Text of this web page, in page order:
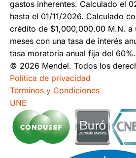
gastos inherentes. Calculado el
hasta el 01/11/2026. Calculado
crédito de $1,000,000.00 M.N. a
meses con una tasa de interés
tasa moratoria anual fija del 60%.
© 2026 Mendel. Todos los
Política de privacidad
Términos y Condiciones
UNE